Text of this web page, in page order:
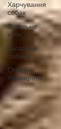
Харчування
собак
Загальне
коти
Загальне
собаки
Огляд
препаратів